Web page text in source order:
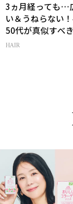
3ヵ月経っても…
い＆うねらない
50代が真似すべ
レイヤーボブ」
HAIR